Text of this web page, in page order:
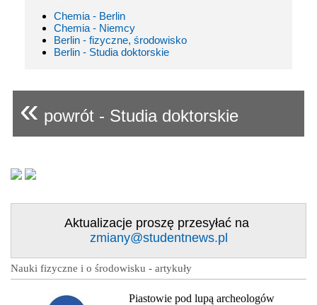
Chemia - Berlin
Chemia - Niemcy
Berlin - fizyczne, środowisko
Berlin - Studia doktorskie
« powrót - Studia doktorskie
Aktualizacje proszę przesyłać na
zmiany@studentnews.pl
Nauki fizyczne i o środowisku - artykuły
Piastowie pod lupą archeologów